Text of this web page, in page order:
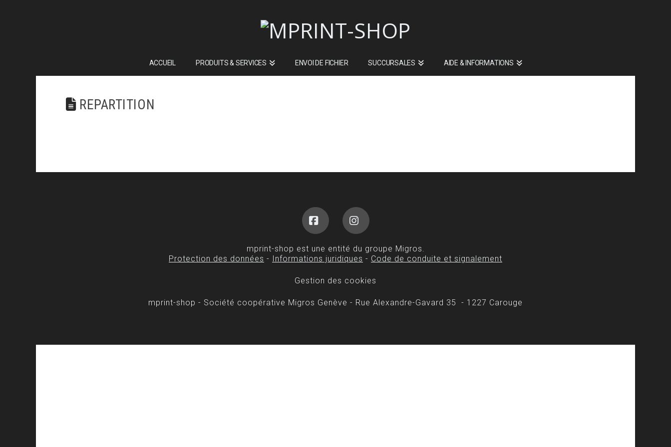
ACCUEIL PRODUITS & SERVICES ENVOI DE FICHIER SUCCURSALES AIDE & INFORMATIONS
REPARTITION
FacebookInstagram
mprint-shop est une entité du groupe Migros.
Protection des données - Informations juridiques - Code de conduite et signalement
Gestion des cookies
mprint-shop - Société coopérative Migros Genève - Rue Alexandre-Gavard 35 - 1227 Carouge